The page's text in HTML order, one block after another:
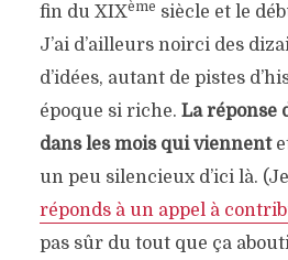
fin du XIXème siècle et le
J’ai d’ailleurs noirci des
d’idées, autant de pistes
époque si riche. La réponse
dans les mois qui viennent
un peu silencieux d’ici là.
réponds à un appel à
pas sûr du tout que ça